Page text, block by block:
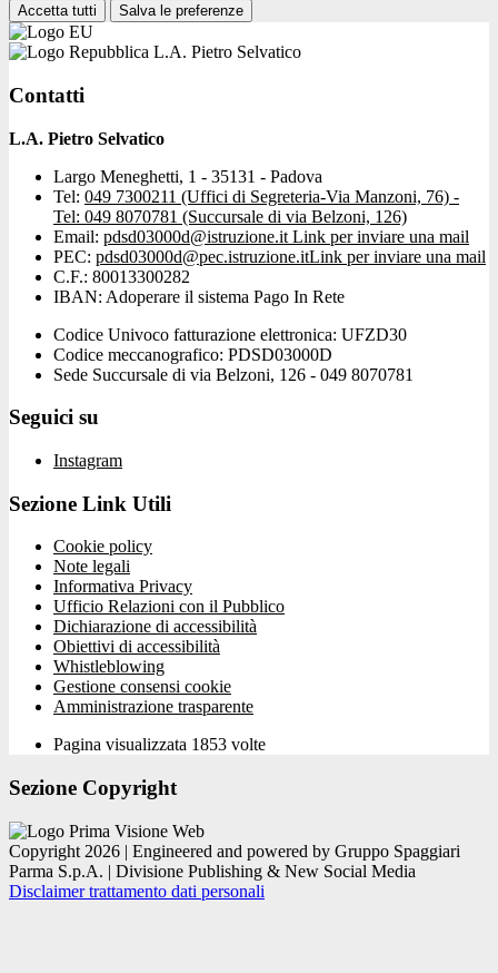
Accetta tutti Salva le preferenze
L.A. Pietro Selvatico
Contatti
L.A. Pietro Selvatico
Largo Meneghetti, 1 - 35131 - Padova
Tel: 049 7300211 (Uffici di Segreteria-Via Manzoni, 76) -
Tel: 049 8070781 (Succursale di via Belzoni, 126)
Email: pdsd03000d@istruzione.it Link per inviare una mail
PEC: pdsd03000d@pec.istruzione.itLink per inviare una mail
C.F.: 80013300282
IBAN: Adoperare il sistema Pago In Rete
Codice Univoco fatturazione elettronica: UFZD30
Codice meccanografico: PDSD03000D
Sede Succursale di via Belzoni, 126 - 049 8070781
Seguici su
Instagram
Sezione Link Utili
Cookie policy
Note legali
Informativa Privacy
Ufficio Relazioni con il Pubblico
Dichiarazione di accessibilità
Obiettivi di accessibilità
Whistleblowing
Gestione consensi cookie
Amministrazione trasparente
Pagina visualizzata 1853 volte
Sezione Copyright
Copyright 2026 | Engineered and powered by Gruppo Spaggiari
Parma S.p.A. | Divisione Publishing & New Social Media
Disclaimer trattamento dati personali